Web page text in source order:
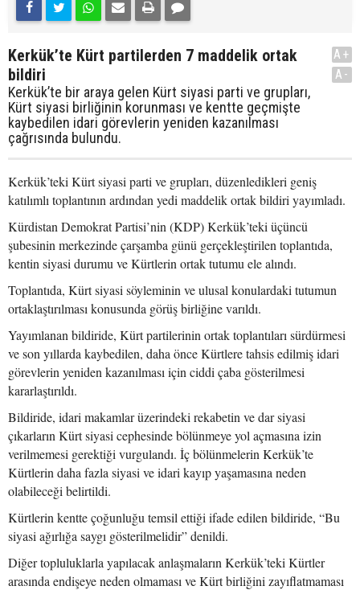
Kerkük’te Kürt partilerden 7 maddelik ortak
bildiri
Kerkük’te bir araya gelen Kürt siyasi parti ve grupları,
Kürt siyasi birliğinin korunması ve kentte geçmişte
kaybedilen idari görevlerin yeniden kazanılması
çağrısında bulundu.
A+
A-
Kerkük’teki Kürt siyasi parti ve grupları, düzenledikleri geniş
katılımlı toplantının ardından yedi maddelik ortak bildiri yayımladı.
Kürdistan Demokrat Partisi’nin (KDP) Kerkük’teki üçüncü
şubesinin merkezinde çarşamba günü gerçekleştirilen toplantıda,
kentin siyasi durumu ve Kürtlerin ortak tutumu ele alındı.
Toplantıda, Kürt siyasi söyleminin ve ulusal konulardaki tutumun
ortaklaştırılması konusunda görüş birliğine varıldı.
Yayımlanan bildiride, Kürt partilerinin ortak toplantıları sürdürmesi
ve son yıllarda kaybedilen, daha önce Kürtlere tahsis edilmiş idari
görevlerin yeniden kazanılması için ciddi çaba gösterilmesi
kararlaştırıldı.
Bildiride, idari makamlar üzerindeki rekabetin ve dar siyasi
çıkarların Kürt siyasi cephesinde bölünmeye yol açmasına izin
verilmemesi gerektiği vurgulandı. İç bölünmelerin Kerkük’te
Kürtlerin daha fazla siyasi ve idari kayıp yaşamasına neden
olabileceği belirtildi.
Kürtlerin kentte çoğunluğu temsil ettiği ifade edilen bildiride, “Bu
siyasi ağırlığa saygı gösterilmelidir” denildi.
Diğer topluluklarla yapılacak anlaşmaların Kerkük’teki Kürtler
arasında endişeye neden olmaması ve Kürt birliğini zayıflatmaması